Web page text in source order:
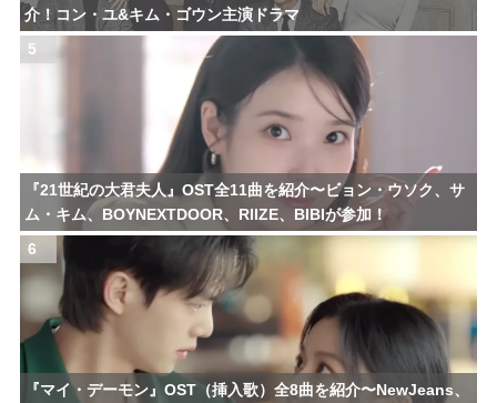
介！コン・ユ&キム・ゴウン主演ドラマ
5
『21世紀の大君夫人』OST全11曲を紹介〜ビョン・ウソク、サ
ム・キム、BOYNEXTDOOR、RIIZE、BIBIが参加！
6
『マイ・デーモン』OST（挿入歌）全8曲を紹介〜NewJeans、